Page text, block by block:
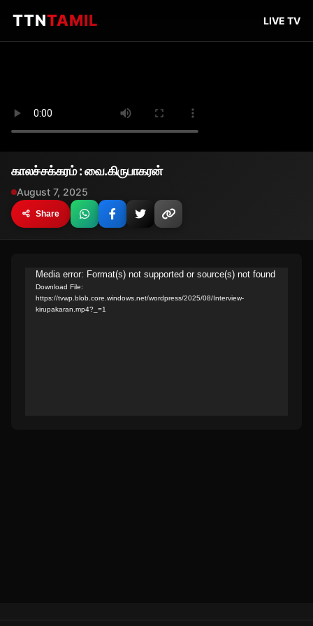
TTNTAMIL LIVE TV
காலச்சக்கரம் : வை.கிருபாகரன்
August 7, 2025
Share
Video
Player
Media error: Format(s) not supported or source(s) not found
Download File:
https://tvwp.blob.core.windows.net/wordpress/2025/08/Interview-
kirupakaran.mp4?_=1